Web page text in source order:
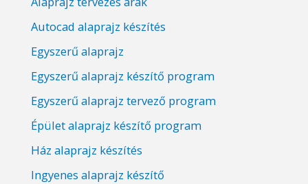
Autocad alaprajz készítés
Egyszerű alaprajz
Egyszerű alaprajz készítő program
Egyszerű alaprajz tervező program
Épület alaprajz készítő program
Ház alaprajz készítés
Ingyenes alaprajz készítő